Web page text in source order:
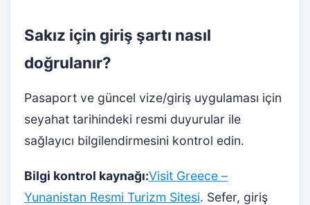
Sakız için giriş şartı nasıl
doğrulanır?
Pasaport ve güncel vize/giriş uygulaması için
seyahat tarihindeki resmi duyurular ile
sağlayıcı bilgilendirmesini kontrol edin.
Bilgi kontrol kaynağı:Visit Greece –
Yunanistan Resmi Turizm Sitesi. Sefer, giriş